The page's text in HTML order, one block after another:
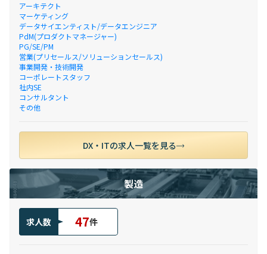
アーキテクト
マーケティング
データサイエンティスト/データエンジニア
PdM(プロダクトマネージャー)
PG/SE/PM
営業(プリセールス/ソリューションセールス)
事業開発・技術開発
コーポレートスタッフ
社内SE
コンサルタント
その他
DX・ITの求人一覧を見る
製造
求人数 47件